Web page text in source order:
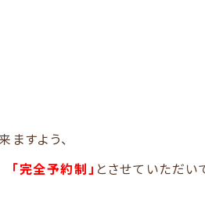
すよう、
「完全予約制」 とさせていただい